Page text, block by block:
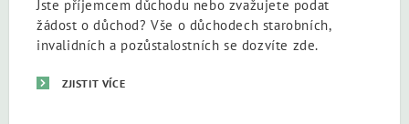
Jste příjemcem důchodu nebo zvažujete podat
žádost o důchod? Vše o důchodech starobních,
invalidních a pozůstalostních se dozvíte zde.
ZJISTIT VÍCE